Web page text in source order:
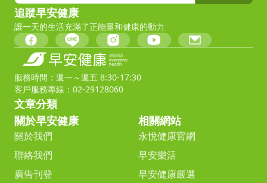
追蹤早安健康
讓一天的生活充滿了正能量和健康的動力
服務時間：週一～週五 8:30-17:30
客戶服務專線：02-29128060
文章分類
關於早安健康
關於我們
聯絡我們
廣告刊登
相關網站
永悅健康官網
早安樂活
早安健康嚴選